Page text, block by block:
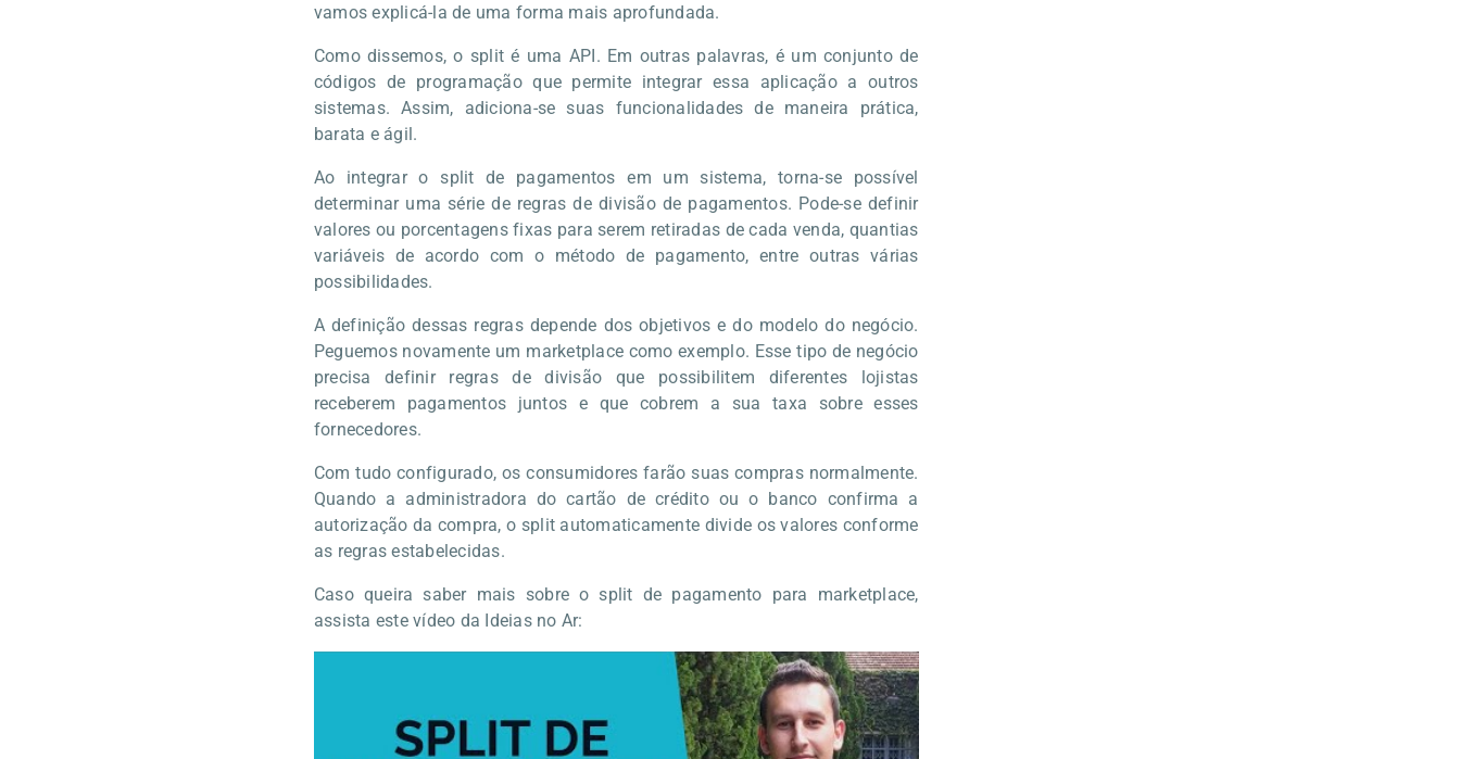
vamos explicá-la de uma forma mais aprofundada.
Como dissemos, o split é uma API. Em outras palavras, é um conjunto de
códigos de programação que permite integrar essa aplicação a outros
sistemas. Assim, adiciona-se suas funcionalidades de maneira prática,
barata e ágil.
Ao integrar o split de pagamentos em um sistema, torna-se possível
determinar uma série de regras de divisão de pagamentos. Pode-se definir
valores ou porcentagens fixas para serem retiradas de cada venda, quantias
variáveis de acordo com o método de pagamento, entre outras várias
possibilidades.
A definição dessas regras depende dos objetivos e do modelo do negócio.
Peguemos novamente um marketplace como exemplo. Esse tipo de negócio
precisa definir regras de divisão que possibilitem diferentes lojistas
receberem pagamentos juntos e que cobrem a sua taxa sobre esses
fornecedores.
Com tudo configurado, os consumidores farão suas compras normalmente.
Quando a administradora do cartão de crédito ou o banco confirma a
autorização da compra, o split automaticamente divide os valores conforme
as regras estabelecidas.
Caso queira saber mais sobre o split de pagamento para marketplace,
assista este vídeo da Ideias no Ar: